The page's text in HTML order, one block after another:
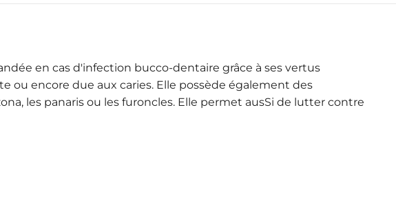
en cas d'infection bucco-dentaire grâce à ses vertus
ou encore due aux caries. Elle possède également des
les panaris ou les furoncles. Elle permet ausSi de lutter contre